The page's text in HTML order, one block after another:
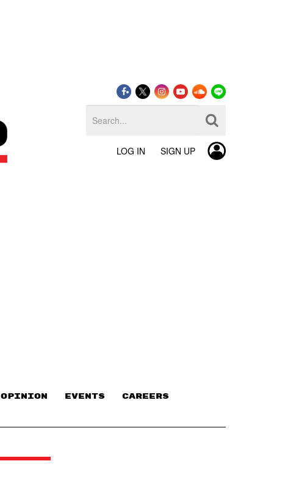
LOG IN SIGN UP
OPINION EVENTS CAREERS